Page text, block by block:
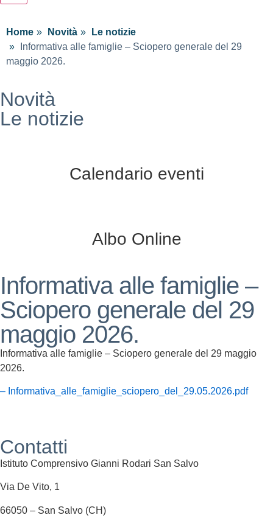
Home Novità
Le notizie
Informativa alle famiglie – Sciopero generale del 29
maggio 2026.
Novità
Le notizie
Calendario eventi
Albo Online
Informativa alle famiglie –
Sciopero generale del 29
maggio 2026.
Informativa alle famiglie – Sciopero generale del 29 maggio
2026.
– Informativa_alle_famiglie_sciopero_del_29.05.2026.pdf
Contatti
Istituto Comprensivo Gianni Rodari San Salvo
Via De Vito, 1
66050 – San Salvo (CH)